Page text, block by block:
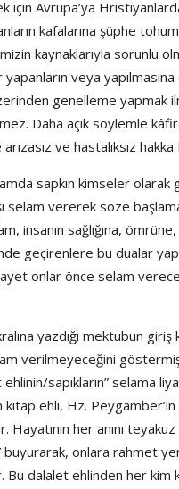
için Avrupa’ya
kafalarına şüphe
kaynaklarıyla sorunlu
veya
genelleme yapmak
Daha açık söylemle
ve hastalıksız
sapkın kimseler
selam vererek söze
insanın sağlığına,
geçirenlere bu dualar
onlar önce selam
yazdığı mektubun
verilmeyeceğini
sapıkların” selama
ehli, Hz. Peygamber’in
Hayatının her anını
onlara rahmet
Bu dalalet ehlinden her